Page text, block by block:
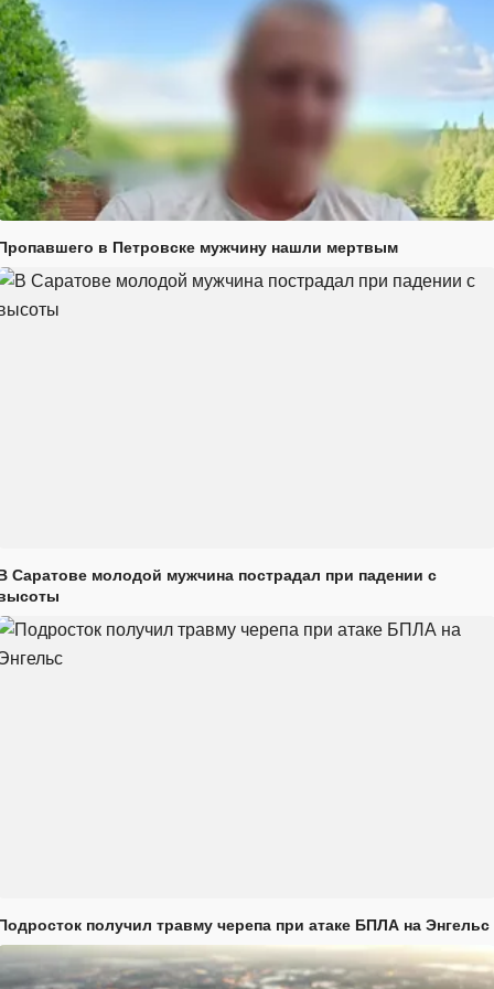
в Петровске мужчину нашли мертвым
Саратове молодой мужчина пострадал при падении с
получил травму черепа при атаке БПЛА на Энгельс